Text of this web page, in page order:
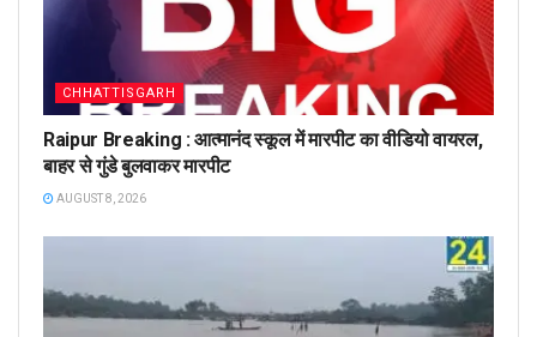
CHHATTISGARH
Raipur Breaking : आत्मानंद स्कूल में मारपीट का वीडियो वायरल,
बाहर से गुंडे बुलवाकर मारपीट
AUGUST 8, 2026